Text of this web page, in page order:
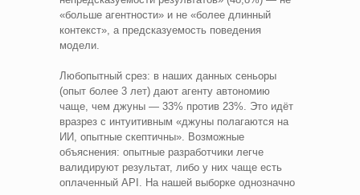
«больше агентности» и не «более длинный
контекст», а предсказуемость поведения
модели.
Любопытный срез: в наших данных сеньоры
(опыт более 3 лет) дают агенту автономию
чаще, чем джуны — 33% против 23%. Это идёт
вразрез с интуитивным «джуны полагаются на
ИИ, опытные скептичны». Возможные
объяснения: опытные разработчики легче
валидируют результат, либо у них чаще есть
оплаченный API. На нашей выборке однозначно